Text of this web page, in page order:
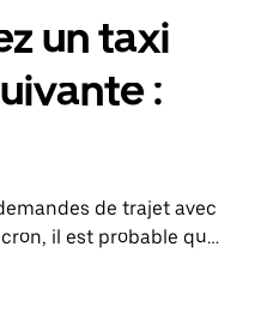
un taxi
:
de trajet avec
il est probable que
avec un chauffeur de